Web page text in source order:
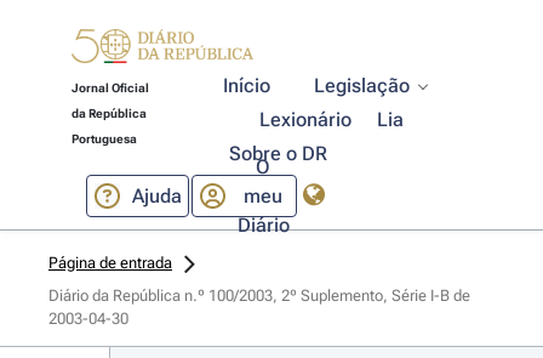
Jornal Oficial
da República
Portuguesa
Início
Legislação
Lexionário
Lia
Sobre o DR
Ajuda
O
meu
Diário
Página de entrada
Diário da República n.º 100/2003, 2º Suplemento, Série I-B de
2003-04-30